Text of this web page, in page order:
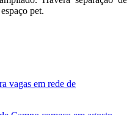
pet.
vagas em rede de